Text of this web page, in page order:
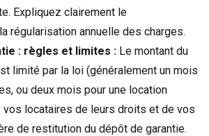
Expliquez clairement le
régularisation annuelle des charges.
: règles et limites : Le montant du
limité par la loi (généralement un mois
ou deux mois pour une location
vos locataires de leurs droits et de vos
de restitution du dépôt de garantie.